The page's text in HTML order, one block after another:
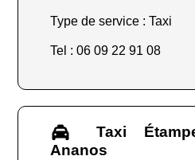
Type de service : Taxi
Tel : 06 09 22 91 08
Taxi
Ananos